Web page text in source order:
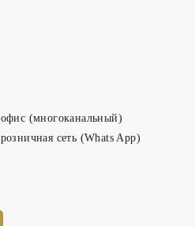
офис (многоканальный)
розничная сеть (Whats App)